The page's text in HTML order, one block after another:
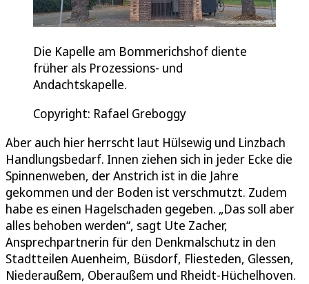
Die Kapelle am Bommerichshof diente
früher als Prozessions- und
Andachtskapelle.
Copyright: Rafael Greboggy
Aber auch hier herrscht laut Hülsewig und Linzbach
Handlungsbedarf. Innen ziehen sich in jeder Ecke die
Spinnenweben, der Anstrich ist in die Jahre
gekommen und der Boden ist verschmutzt. Zudem
habe es einen Hagelschaden gegeben. „Das soll aber
alles behoben werden“, sagt Ute Zacher,
Ansprechpartnerin für den Denkmalschutz in den
Stadtteilen Auenheim, Büsdorf, Fliesteden, Glessen,
Niederaußem, Oberaußem und Rheidt-Hüchelhoven.